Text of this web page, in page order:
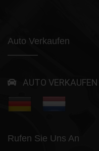
Auto Verkaufen
AUTO VERKAUFEN
Rufen Sie Uns An